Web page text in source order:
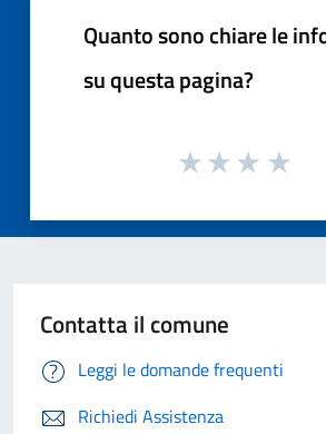
Quanto sono chiare le
su questa pagina?
Contatta il comune
Leggi le domande frequenti
Richiedi Assistenza